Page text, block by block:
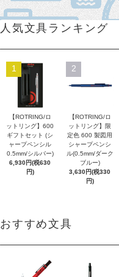
人気文具ランキング
1
【ROTRING/ロ
ットリング】600
ギフトセット (シ
ャープペンシル
0.5mm/シルバー)
6,930円(税630
円)
2
【ROTRING/ロ
ットリング】限
定色 600 製図用
シャープペンシ
ル(0.5mm/ダーク
ブルー)
3,630円(税330
円)
おすすめ文具